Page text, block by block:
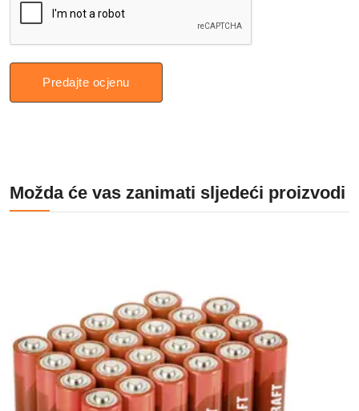
Predajte ocjenu
Možda će vas zanimati sljedeći proizvodi